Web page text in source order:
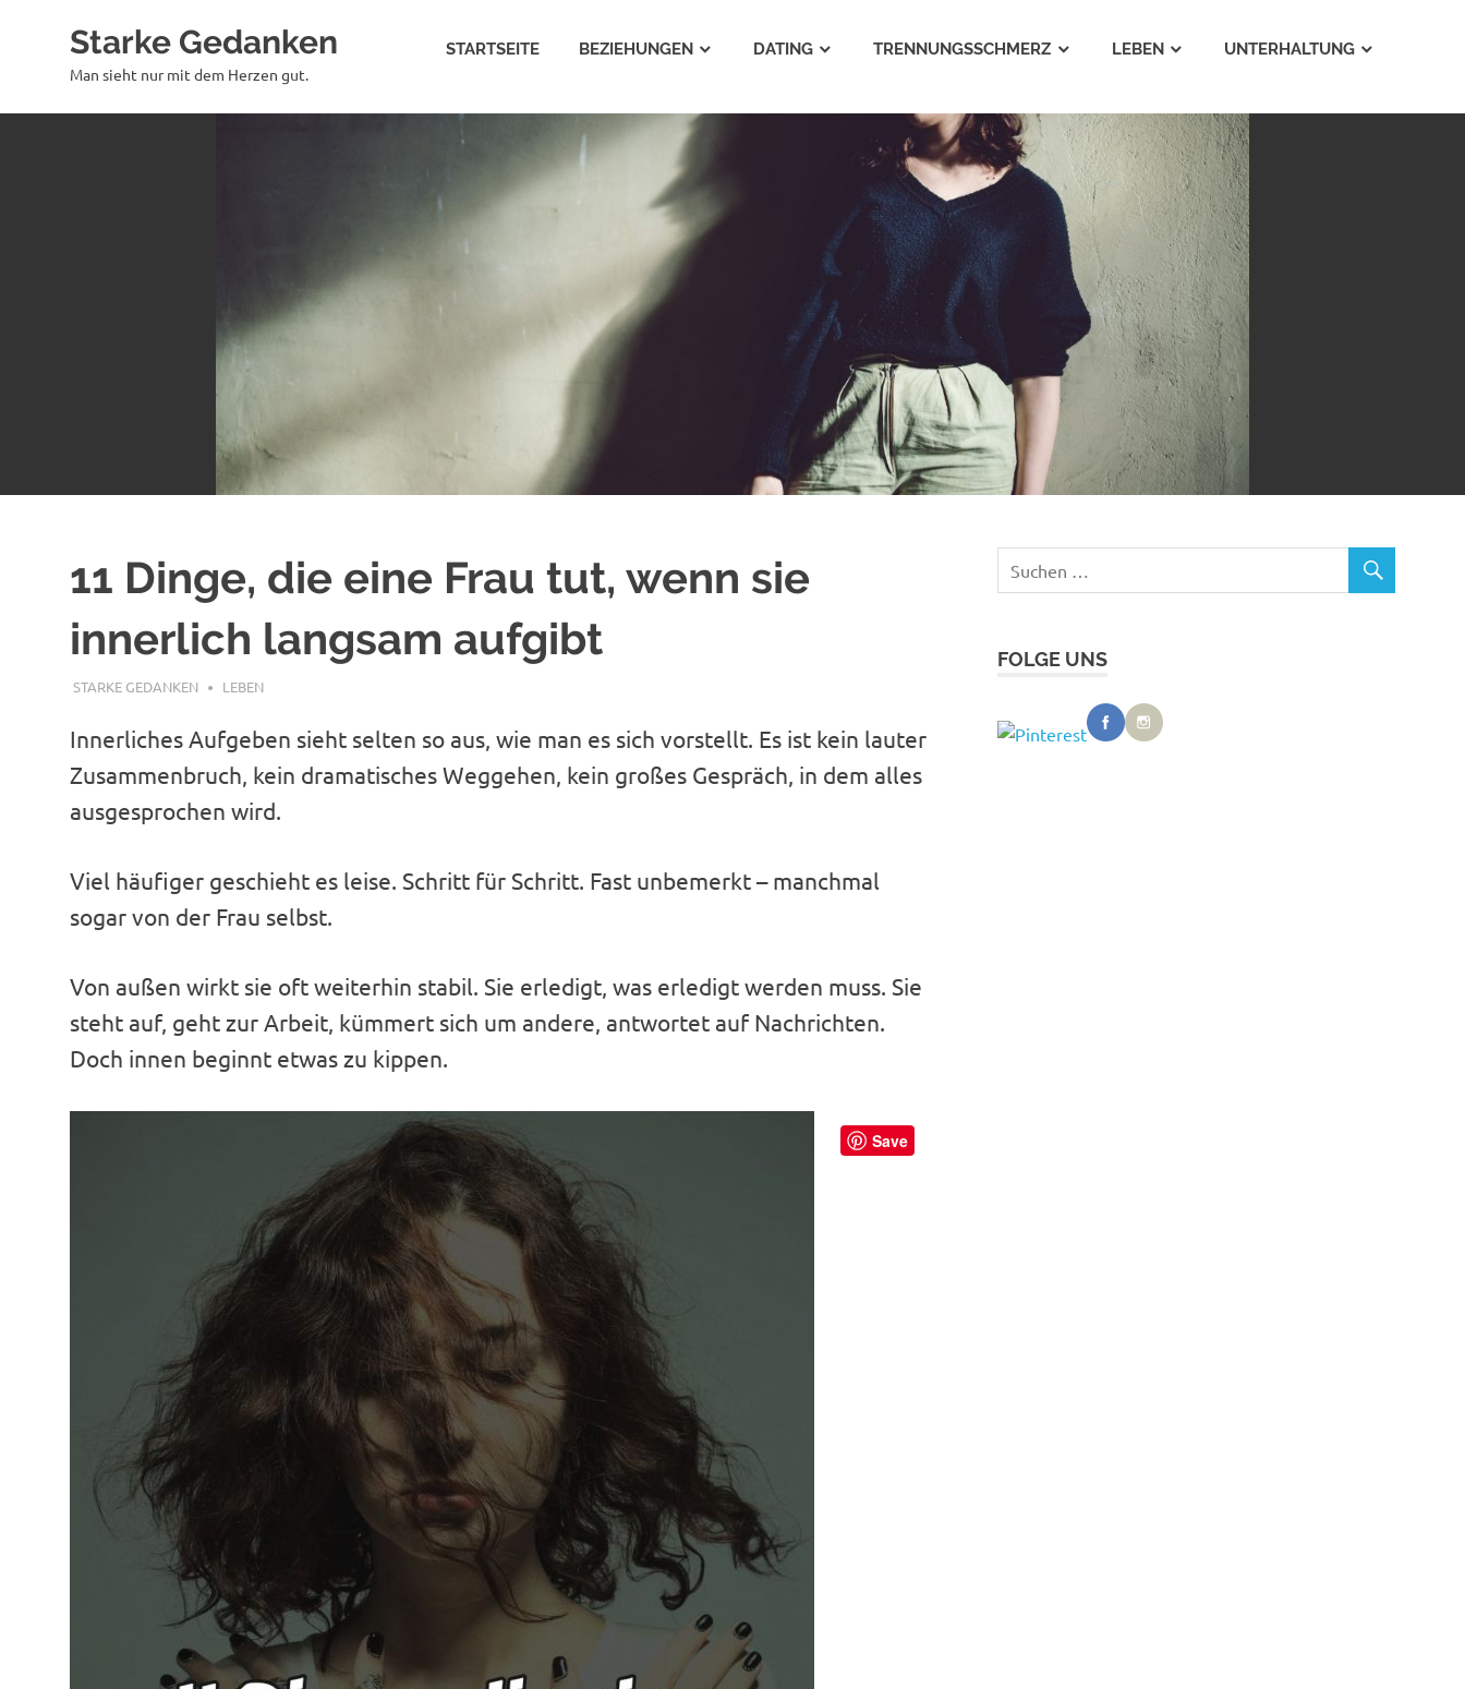
Starke Gedanken
Man sieht nur mit dem Herzen gut.
STARTSEITE BEZIEHUNGEN DATING TRENNUNGSSCHMERZ LEBEN UNTERHALTUNG
11 Dinge, die eine Frau tut, wenn sie
innerlich langsam aufgibt
DEZEMBER 31, 2025
STARKE GEDANKEN LEBEN
Innerliches Aufgeben sieht selten so aus, wie man es sich vorstellt. Es ist kein lauter
Zusammenbruch, kein dramatisches Weggehen, kein großes Gespräch, in dem alles
ausgesprochen wird.
Viel häufiger geschieht es leise. Schritt für Schritt. Fast unbemerkt – manchmal
sogar von der Frau selbst.
Von außen wirkt sie oft weiterhin stabil. Sie erledigt, was erledigt werden muss. Sie
steht auf, geht zur Arbeit, kümmert sich um andere, antwortet auf Nachrichten.
Doch innen beginnt etwas zu kippen.
Save
FOLGE UNS